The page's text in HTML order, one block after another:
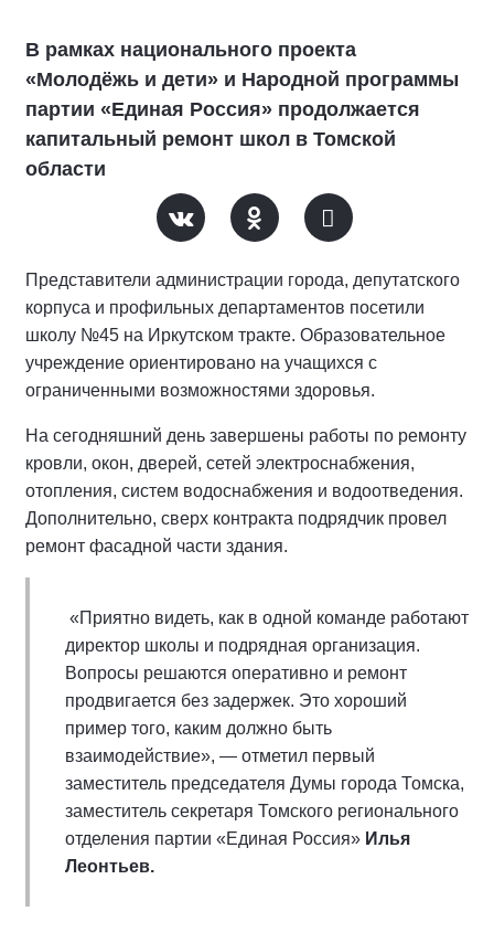
В рамках национального проекта
«Молодёжь и дети» и Народной программы
партии «Единая Россия» продолжается
капитальный ремонт школ в Томской
области
Представители администрации города, депутатского
корпуса и профильных департаментов посетили
школу №45 на Иркутском тракте. Образовательное
учреждение ориентировано на учащихся с
ограниченными возможностями здоровья.
На сегодняшний день завершены работы по ремонту
кровли, окон, дверей, сетей электроснабжения,
отопления, систем водоснабжения и водоотведения.
Дополнительно, сверх контракта подрядчик провел
ремонт фасадной части здания.
«Приятно видеть, как в одной команде работают
директор школы и подрядная организация.
Вопросы решаются оперативно и ремонт
продвигается без задержек. Это хороший
пример того, каким должно быть
взаимодействие», — отметил первый
заместитель председателя Думы города Томска,
заместитель секретаря Томского регионального
отделения партии «Единая Россия» Илья
Леонтьев.